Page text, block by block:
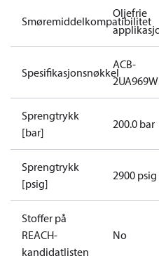
R404AR407CR407H
Smøremiddelkompatibilitet
Oljefrie
Spesifikasjonsnøkkel
ACB-
2UA969W
Sprengtrykk
[bar]
200.0 bar
Sprengtrykk
[psig]
2900 psig
Stoffer på
REACH-
kandidatlisten
No